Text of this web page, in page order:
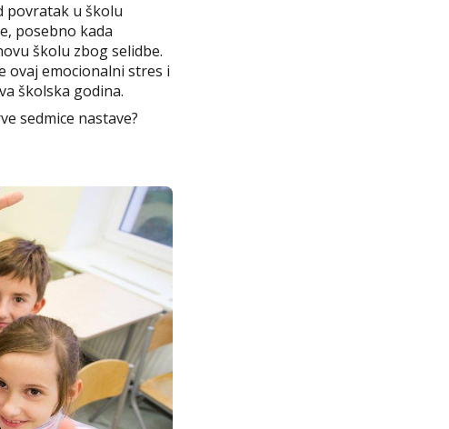
povratak u školu
posebno kada
školu zbog selidbe.
ovaj emocionalni stres i
školska godina.
sedmice nastave?